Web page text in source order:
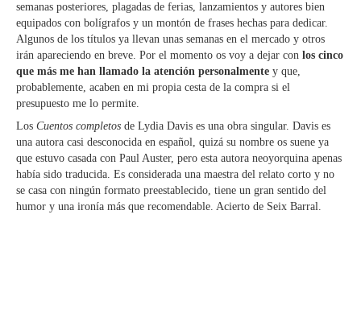
semanas posteriores, plagadas de ferias, lanzamientos y autores bien
equipados con bolígrafos y un montón de frases hechas para dedicar.
Algunos de los títulos ya llevan unas semanas en el mercado y otros
irán apareciendo en breve. Por el momento os voy a dejar con los cinco
que más me han llamado la atención personalmente y que,
probablemente, acaben en mi propia cesta de la compra si el
presupuesto me lo permite.
Los Cuentos completos de Lydia Davis es una obra singular. Davis es
una autora casi desconocida en español, quizá su nombre os suene ya
que estuvo casada con Paul Auster, pero esta autora neoyorquina apenas
había sido traducida. Es considerada una maestra del relato corto y no
se casa con ningún formato preestablecido, tiene un gran sentido del
humor y una ironía más que recomendable. Acierto de Seix Barral.